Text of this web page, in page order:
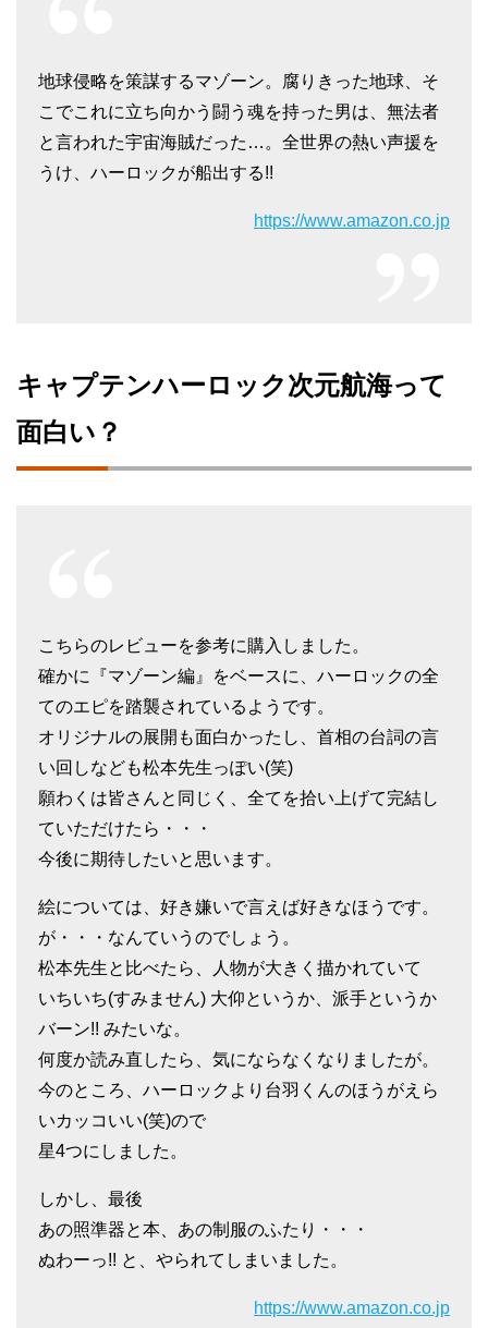
地球侵略を策謀するマゾーン。腐りきった地球、そ
こでこれに立ち向かう闘う魂を持った男は、無法者
と言われた宇宙海賊だった…。全世界の熱い声援を
うけ、ハーロックが船出する!!
https://www.amazon.co.jp
キャプテンハーロック次元航海って
面白い？
こちらのレビューを参考に購入しました。
確かに『マゾーン編』をベースに、ハーロックの全
てのエピを踏襲されているようです。
オリジナルの展開も面白かったし、首相の台詞の言
い回しなども松本先生っぽい(笑)
願わくは皆さんと同じく、全てを拾い上げて完結し
ていただけたら・・・
今後に期待したいと思います。
絵については、好き嫌いで言えば好きなほうです。
が・・・なんていうのでしょう。
松本先生と比べたら、人物が大きく描かれていて
いちいち(すみません) 大仰というか、派手というか
バーン!! みたいな。
何度か読み直したら、気にならなくなりましたが。
今のところ、ハーロックより台羽くんのほうがえら
いカッコいい(笑)ので
星4つにしました。
しかし、最後
あの照準器と本、あの制服のふたり・・・
ぬわーっ!! と、やられてしまいました。
https://www.amazon.co.jp